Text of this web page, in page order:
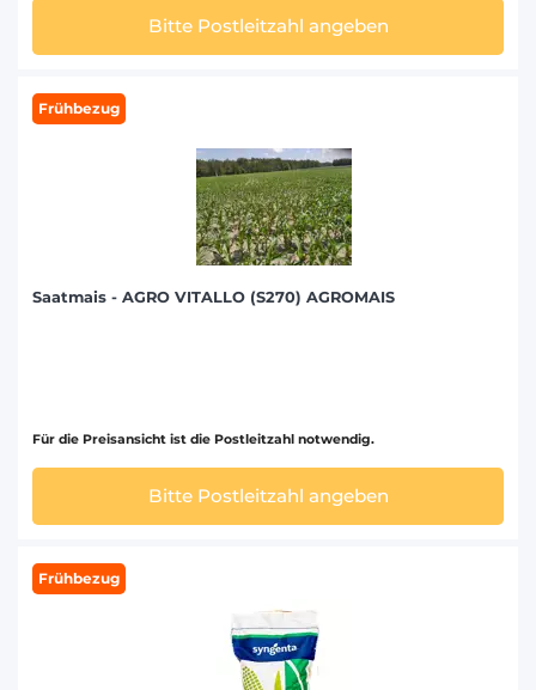
Bitte Postleitzahl angeben
Frühbezug
Saatmais - AGRO VITALLO (S270) AGROMAIS
Für die Preisansicht ist die Postleitzahl notwendig.
Bitte Postleitzahl angeben
Frühbezug